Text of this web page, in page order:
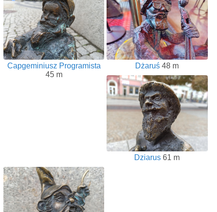
Capgeminiusz Programista
45 m
Dżaruś 48 m
Dziarus 61 m